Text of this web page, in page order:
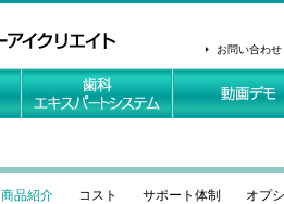
お問い合わせ
商品紹介 コスト サポート体制 オプ